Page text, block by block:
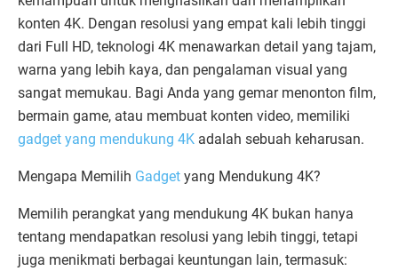
konten 4K. Dengan resolusi yang empat kali lebih tinggi
dari Full HD, teknologi 4K menawarkan detail yang tajam,
warna yang lebih kaya, dan pengalaman visual yang
sangat memukau. Bagi Anda yang gemar menonton film,
bermain game, atau membuat konten video, memiliki
gadget yang mendukung 4K adalah sebuah keharusan.
Mengapa Memilih Gadget yang Mendukung 4K?
Memilih perangkat yang mendukung 4K bukan hanya
tentang mendapatkan resolusi yang lebih tinggi, tetapi
juga menikmati berbagai keuntungan lain, termasuk: